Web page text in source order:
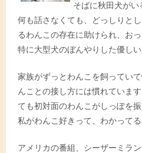
そばに秋田犬がい
何も話さなくても、どっしりと
るわんこの存在に助けられ、おっ
特に大型犬のぼんやりした優し
家族がずっとわんこを飼ってい
んことの接し方には慣れていま
ても初対面のわんこがしっぽを
私がわんこ好きって、わかってる
アメリカの番組、シーザーミラ